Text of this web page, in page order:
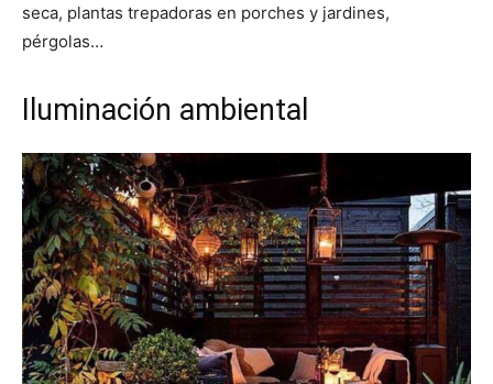
seca, plantas trepadoras en porches y jardines,
pérgolas…
Iluminación ambiental